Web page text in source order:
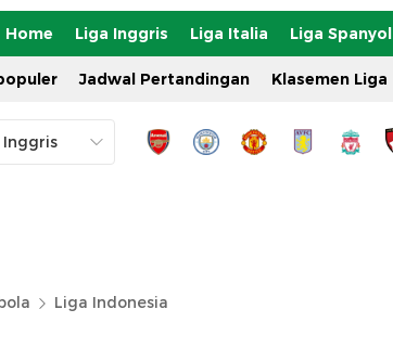
Home Liga Inggris Liga Italia Liga Spanyol
Jadwal Pertandingan Klasemen Liga
Liga Indonesia